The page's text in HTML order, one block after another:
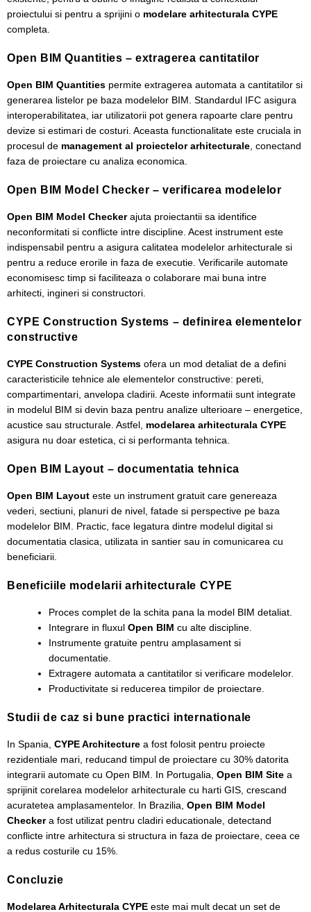
proiectului si pentru a sprijini o modelare arhitecturala CYPE
completa.
Open BIM Quantities – extragerea cantitatilor
Open BIM Quantities permite extragerea automata a cantitatilor si
generarea listelor pe baza modelelor BIM. Standardul IFC asigura
interoperabilitatea, iar utilizatorii pot genera rapoarte clare pentru
devize si estimari de costuri. Aceasta functionalitate este cruciala in
procesul de management al proiectelor arhitecturale , conectand
faza de proiectare cu analiza economica.
Open BIM Model Checker – verificarea modelelor
Open BIM Model Checkerajuta proiectantii sa identifice
neconformitati si conflicte intre discipline. Acest instrument este
indispensabil pentru a asigura calitatea modelelor arhitecturale si
pentru a reduce erorile in faza de executie. Verificarile automate
economisesc timp si faciliteaza o colaborare mai buna intre
arhitecti, ingineri si constructori.
CYPE Construction Systems – definirea elementelor
constructive
CYPE Construction Systems ofera un mod detaliat de a defini
caracteristicile tehnice ale elementelor constructive: pereti,
compartimentari, anvelopa cladirii. Aceste informatii sunt integrate
in modelul BIM si devin baza pentru analize ulterioare – energetice,
acustice sau structurale. Astfel, modelarea arhitecturala CYPE
asigura nu doar estetica, ci si performanta tehnica.
Open BIM Layout – documentatia tehnica
Open BIM Layout este un instrument gratuit care genereaza
vederi, sectiuni, planuri de nivel, fatade si perspective pe baza
modelelor BIM. Practic, face legatura dintre modelul digital si
documentatia clasica, utilizata in santier sau in comunicarea cu
beneficiarii.
Beneficiile modelarii arhitecturale CYPE
Proces complet de la schita pana la model BIM detaliat.
Integrare in fluxul Open BIM cu alte discipline.
Instrumente gratuite pentru amplasament si
documentatie.
Extragere automata a cantitatilor si verificare modelelor.
Productivitate si reducerea timpilor de proiectare.
Studii de caz si bune practici internationale
In Spania, CYPE Architecture a fost folosit pentru proiecte
rezidentiale mari, reducand timpul de proiectare cu 30% datorita
integrarii automate cu Open BIM. In Portugalia, Open BIM Site a
sprijinit corelarea modelelor arhitecturale cu harti GIS, crescand
acuratetea amplasamentelor. In Brazilia, Open BIM Model
Checkera fost utilizat pentru cladiri educationale, detectand
conflicte intre arhitectura si structura in faza de proiectare, ceea ce
a redus costurile cu 15%.
Concluzie
Modelarea Arhitecturala CYPE este mai mult decat un set de